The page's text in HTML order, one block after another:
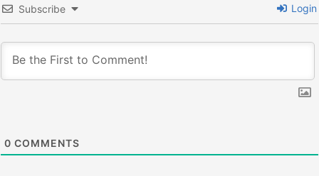
Subscribe Login
0 COMMENTS